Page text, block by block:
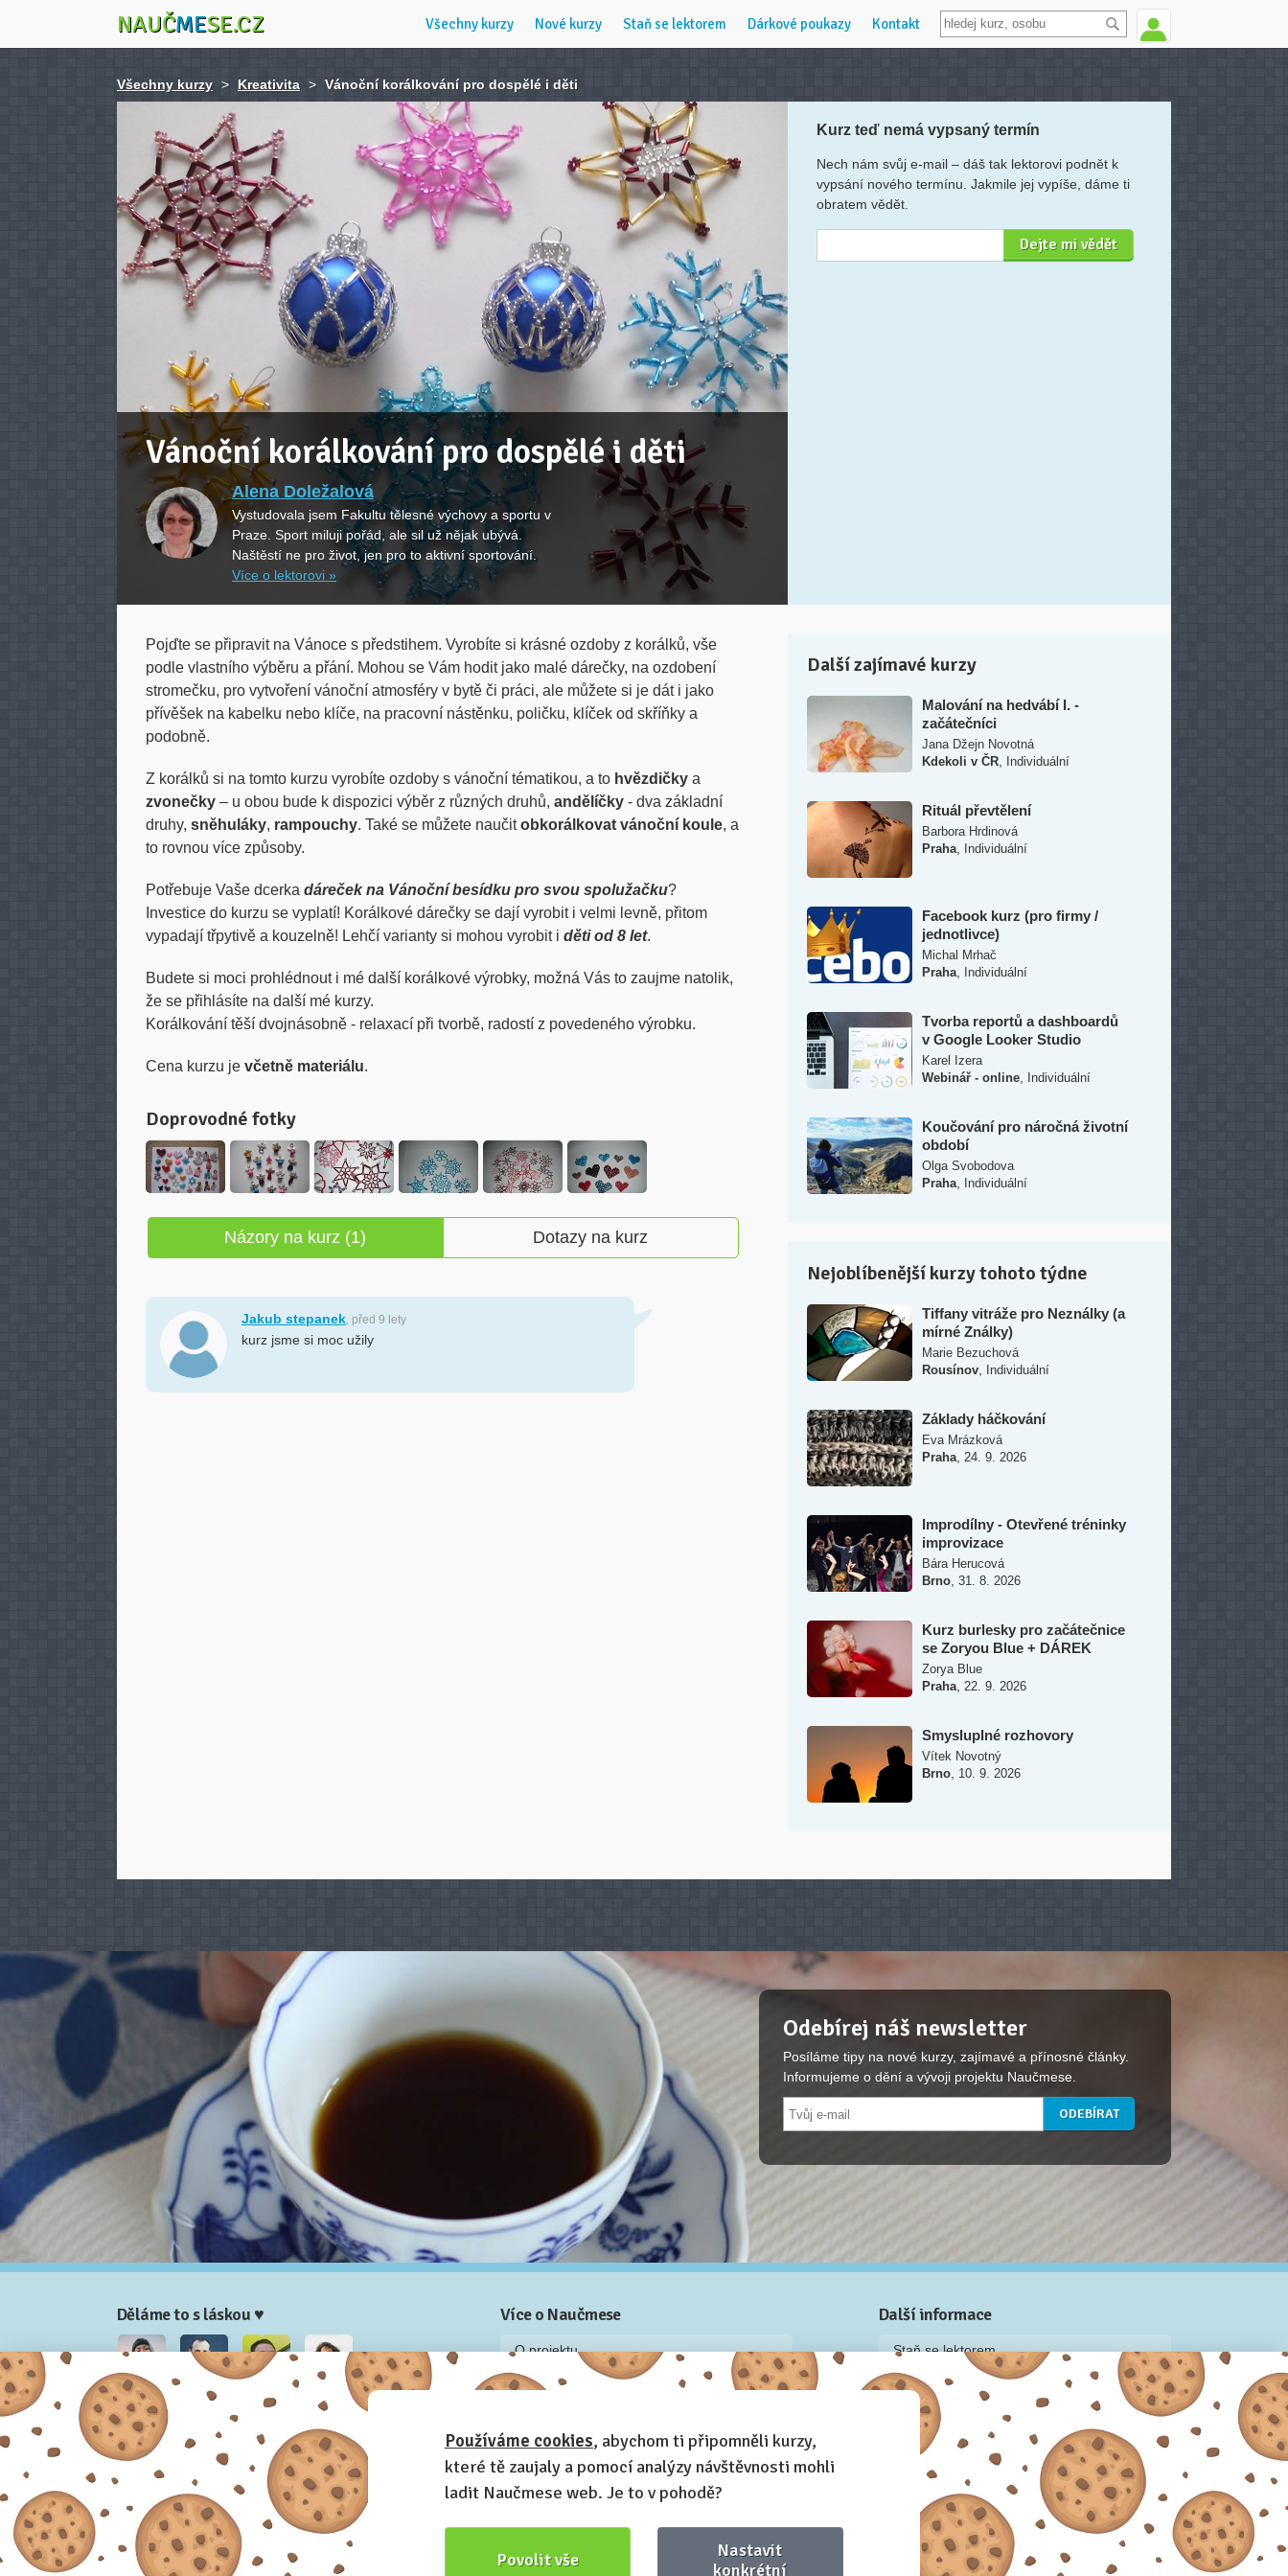
NAUČMESE.CZ Všechny kurzy Nové kurzy Staň se lektorem Dárkové poukazy Kontakt
Všechny kurzy > Kreativita > Vánoční korálkování pro dospělé i děti
Vánoční korálkování pro dospělé i děti
Alena Doležalová
Vystudovala jsem Fakultu tělesné výchovy a sportu v
Praze. Sport miluji pořád, ale sil už nějak ubývá.
Naštěstí ne pro život, jen pro to aktivní sportování.
Více o lektorovi »
Kurz teď nemá vypsaný termín
Nech nám svůj e-mail – dáš tak lektorovi podnět k
vypsání nového termínu. Jakmile jej vypíše, dáme ti
obratem vědět.
Pojďte se připravit na Vánoce s předstihem. Vyrobíte si krásné ozdoby z korálků, vše
podle vlastního výběru a přání. Mohou se Vám hodit jako malé dárečky, na ozdobení
stromečku, pro vytvoření vánoční atmosféry v bytě či práci, ale můžete si je dát i jako
přívěšek na kabelku nebo klíče, na pracovní nástěnku, poličku, klíček od skříňky a
podobně.
Z korálků si na tomto kurzu vyrobíte ozdoby s vánoční tématikou, a to hvězdičky a
zvonečky – u obou bude k dispozici výběr z různých druhů, andělíčky - dva základní
druhy, sněhuláky, rampouchy. Také se můžete naučitobkorálkovat vánoční koule, a
to rovnou více způsoby.
Potřebuje Vaše dcerka dáreček na Vánoční besídku pro svou spolužačku?
Investice do kurzu se vyplatí! Korálkové dárečky se dají vyrobit i velmi levně, přitom
vypadají třpytivě a kouzelně! Lehčí varianty si mohou vyrobit i děti od 8 let.
Budete si moci prohlédnout i mé další korálkové výrobky, možná Vás to zaujme natolik,
že se přihlásíte na další mé kurzy.
Korálkování těší dvojnásobně - relaxací při tvorbě, radostí z povedeného výrobku.
Cena kurzu je včetně materiálu.
Doprovodné fotky
Názory na kurz (1) Dotazy na kurz
Jakub stepanek, před 9 lety
kurz jsme si moc užily
Další zajímavé kurzy
Malování na hedvábí I. -
začátečníci
Jana Džejn Novotná
Kdekoli v ČR
Individuální
Rituál převtělení
Barbora Hrdinová
Praha
Individuální
Facebook kurz (pro firmy /
jednotlivce)
Michal Mrhač
Praha
Individuální
Tvorba reportů a dashboardů
v Google Looker Studio
Karel Izera
Webinář - online
Individuální
Koučování pro náročná životní
období
Olga Svobodova
Praha
Individuální
Nejoblíbenější kurzy tohoto týdne
Tiffany vitráže pro Neználky (a
mírné Ználky)
Marie Bezuchová
Rousínov
Individuální
Základy háčkování
Eva Mrázková
Praha 24. 9. 2026
Improdílny - Otevřené tréninky
improvizace
Bára Herucová
Brno 31. 8. 2026
Kurz burlesky pro začátečnice
se Zoryou Blue + DÁREK
Zorya Blue
Praha 22. 9. 2026
Smysluplné rozhovory
Vítek Novotný
Brno 10. 9. 2026
Odebírej náš newsletter
Posíláme tipy na nové kurzy, zajímavé a přínosné články.
Informujeme o dění a vývoji projektu Naučmese.
Děláme to s láskou ♥
Nela Josef Honza
Více o Naučmese
O projektu
Blog: recenze z kurzů, rozhovory a články
Příběh Naučmese
Naučmese festivaly
Náš systém pro vaši firmu
Prostory pro pořádání kurzů
Kontakt a fakturační údaje
Další informace
Staň se lektorem
Video: Jak připravit kurz na Naučmese
Často kladené dotazy
Dárkové poukazy
Podmínky užívání
Obchodní podmínky
Zásady používání cookie souborů
Pravidla ochrany osobních údajů
Používáme cookies, abychom ti připomněli kurzy,
které tě zaujaly a pomocí analýzy návštěvnosti mohli
ladit Naučmese web. Je to v pohodě?
Povolit vše
Nastavit
konkrétní